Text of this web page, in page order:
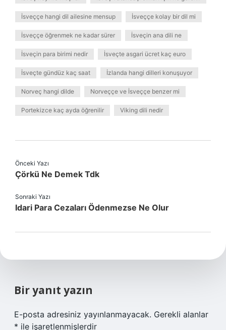
İsveççe hangi dil ailesine mensup İsveççe kolay bir dil mi
İsveççe öğrenmek ne kadar sürer İsveçin ana dili ne
İsveçin para birimi nedir İsveçte asgari ücret kaç euro
İsveçte gündüz kaç saat İzlanda hangi dilleri konuşuyor
Norveç hangi dilde Norveççe ve İsveççe benzer mi
Portekizce kaç ayda öğrenilir Viking dili nedir
Önceki Yazı
Çörkü Ne Demek Tdk
Sonraki Yazı
Idari Para Cezaları Ödenmezse Ne Olur
Bir yanıt yazın
E-posta adresiniz yayınlanmayacak. Gerekli alanlar
* ile işaretlenmişlerdir